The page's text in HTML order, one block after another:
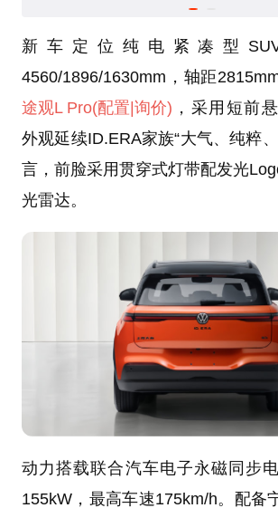
新车定位纯电紧凑型
4560/1896/1630mm，轴距
途观L Pro(配置 |询价) ，采用短前
外观延续ID.ERA家族“大气、纯粹
言，前脸采用贯穿式灯带配发光
光雷达。
动力搭载联合汽车电子永磁同步
155kW，最高车速175km/h。配备